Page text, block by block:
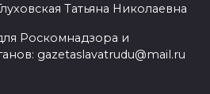
Татьяна Николаевна
Роскомнадзора и
gazetaslavatrudu@mail.ru